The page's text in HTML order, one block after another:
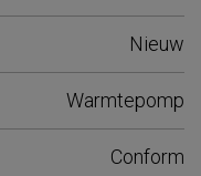
Nieuw
Warmtepomp
Conform